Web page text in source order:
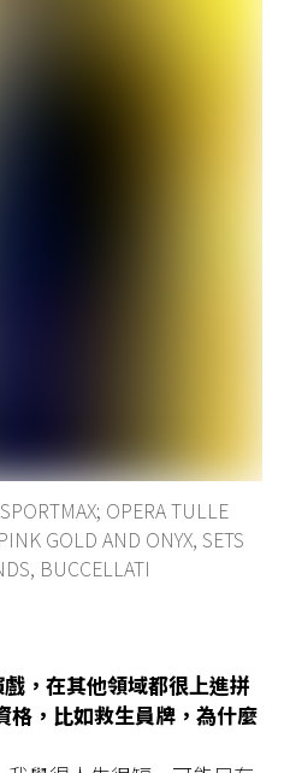
OPERA TULLE
GOLD AND ONYX, SETS
BUCCELLATI
，在其他領域都很上進拼
格，比如救生員牌，為什麼